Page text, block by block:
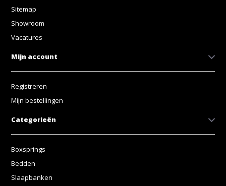
Sitemap
Showroom
Vacatures
Mijn account
Registreren
Mijn bestellingen
Categorieën
Boxsprings
Bedden
Slaapbanken